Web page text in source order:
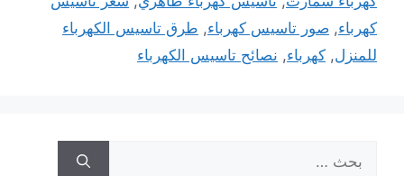
كهرباء, صور تاسيس كهرباء, طرق تاسيس الكهرباء
للمنزل, كهرباء, نصائح تاسيس الكهرباء